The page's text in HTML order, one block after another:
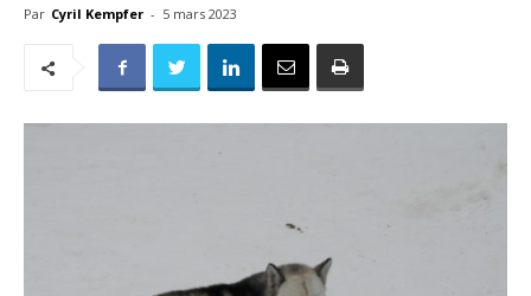
Par Cyril Kempfer - 5 mars 2023